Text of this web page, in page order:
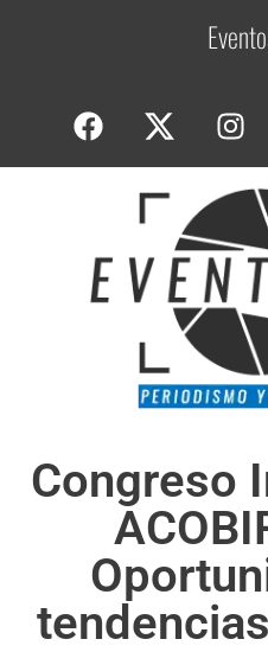
Congreso